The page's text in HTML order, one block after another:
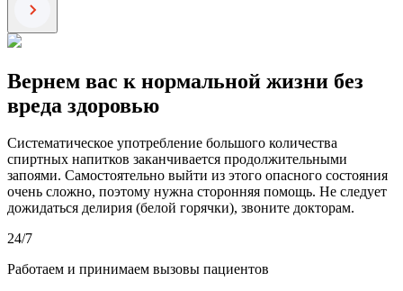
Вернем вас к нормальной жизни без
вреда здоровью
Систематическое употребление большого количества
спиртных напитков заканчивается продолжительными
запоями. Самостоятельно выйти из этого опасного состояния
очень сложно, поэтому нужна сторонняя помощь. Не следует
дожидаться делирия (белой горячки), звоните докторам.
24/7
Работаем и принимаем вызовы пациентов